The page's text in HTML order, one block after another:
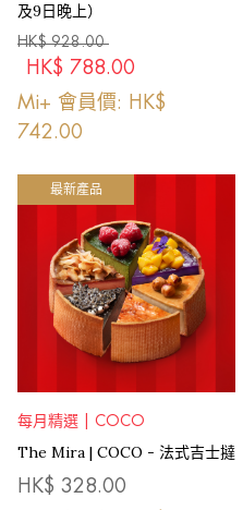
及9日晚上）
HK$ 928.00
HK$ 788.00
Mi+ 會員價: HK$
742.00
最新產品
每月精選 | COCO
The Mira | COCO - 法式吉士撻
HK$ 328.00